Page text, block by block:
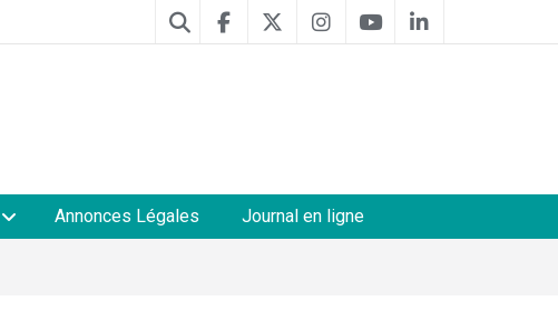
Annonces Légales Journal en ligne